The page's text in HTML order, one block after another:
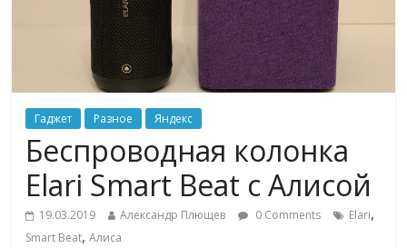
Гаджет Разное Яндекс
Беспроводная колонка
Elari Smart Beat с Алисой
19.03.2019 Александр Плющев 0 Comments Elari,
Smart Beat,Алиса